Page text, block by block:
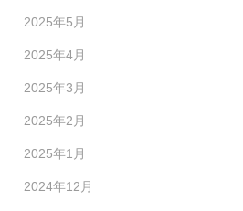
2025年5月
2025年4月
2025年3月
2025年2月
2025年1月
2024年12月